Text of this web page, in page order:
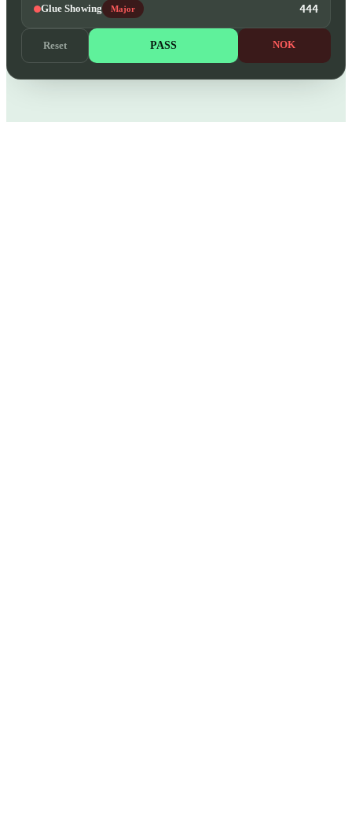
Glue Showing Major 444
Reset PASS NOK